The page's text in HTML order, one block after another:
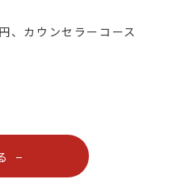
、カウンセラーコース